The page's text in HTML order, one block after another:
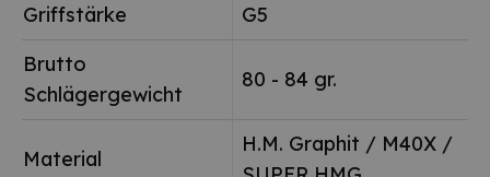
Griffstärke
G5
Brutto
Schlägergewicht
80 - 84 gr.
Material
H.M. Graphit / M40X /